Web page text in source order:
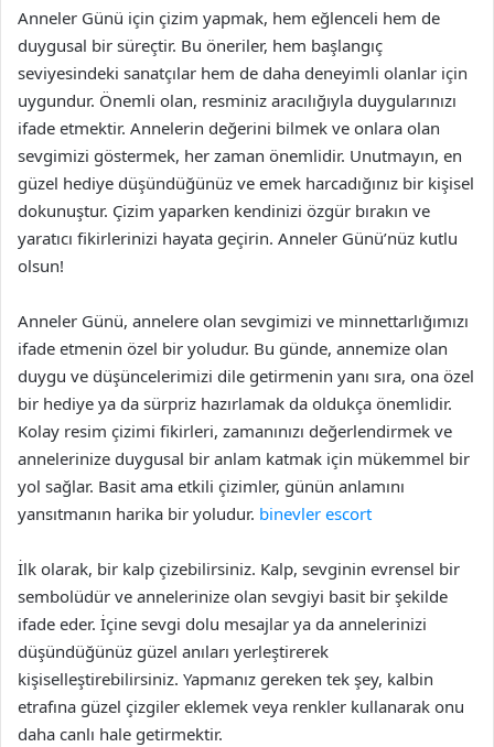
Anneler Günü için çizim yapmak, hem eğlenceli hem de
duygusal bir süreçtir. Bu öneriler, hem başlangıç
seviyesindeki sanatçılar hem de daha deneyimli olanlar için
uygundur. Önemli olan, resminiz aracılığıyla duygularınızı
ifade etmektir. Annelerin değerini bilmek ve onlara olan
sevgimizi göstermek, her zaman önemlidir. Unutmayın, en
güzel hediye düşündüğünüz ve emek harcadığınız bir kişisel
dokunuştur. Çizim yaparken kendinizi özgür bırakın ve
yaratıcı fikirlerinizi hayata geçirin. Anneler Günü’nüz kutlu
olsun!
Anneler Günü, annelere olan sevgimizi ve minnettarlığımızı
ifade etmenin özel bir yoludur. Bu günde, annemize olan
duygu ve düşüncelerimizi dile getirmenin yanı sıra, ona özel
bir hediye ya da sürpriz hazırlamak da oldukça önemlidir.
Kolay resim çizimi fikirleri, zamanınızı değerlendirmek ve
annelerinize duygusal bir anlam katmak için mükemmel bir
yol sağlar. Basit ama etkili çizimler, günün anlamını
yansıtmanın harika bir yoludur. binevler escort
İlk olarak, bir kalp çizebilirsiniz. Kalp, sevginin evrensel bir
sembolüdür ve annelerinize olan sevgiyi basit bir şekilde
ifade eder. İçine sevgi dolu mesajlar ya da annelerinizi
düşündüğünüz güzel anıları yerleştirerek
kişiselleştirebilirsiniz. Yapmanız gereken tek şey, kalbin
etrafına güzel çizgiler eklemek veya renkler kullanarak onu
daha canlı hale getirmektir.